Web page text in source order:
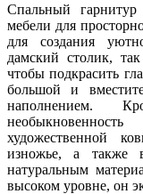
Спальный
мебели для
для создания
дамский столик,
чтобы подкрасить
большой и
наполнением.
художественной
изножье, а также
натуральным
высоком уровне, он